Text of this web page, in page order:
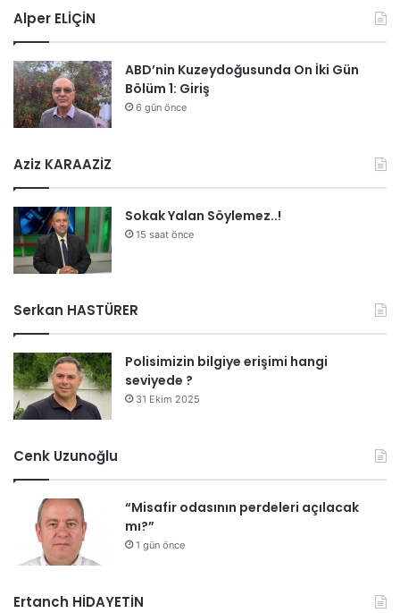
Alper ELİÇİN
ABD’nin Kuzeydoğusunda On İki Gün
Bölüm 1: Giriş
6 gün önce
Aziz KARAAZİZ
Sokak Yalan Söylemez..!
15 saat önce
Serkan HASTÜRER
Polisimizin bilgiye erişimi hangi
seviyede ?
31 Ekim 2025
Cenk Uzunoğlu
“Misafir odasının perdeleri açılacak
mı?”
1 gün önce
Ertanch HİDAYETİN